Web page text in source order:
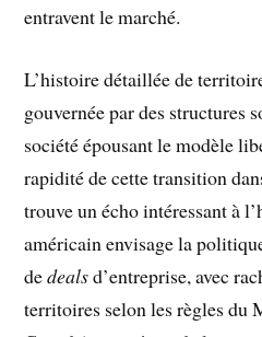
entravent le marché.
L’histoire détaillée de
gouvernée par des structures
société épousant le modèle
rapidité de cette transition
trouve un écho intéressant à
américain envisage la
dedealsd’entreprise, avec
territoires selon les règles du